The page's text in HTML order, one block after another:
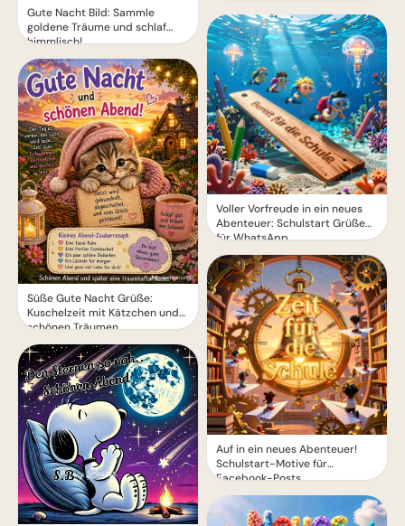
Gute Nacht Bild: Sammle
goldene Träume und schlaf
himmlisch!
Süße Gute Nacht Grüße:
Kuschelzeit mit Kätzchen und
schönen Träumen
Voller Vorfreude in ein neues
Abenteuer: Schulstart Grüße
für WhatsApp
Auf in ein neues Abenteuer!
Schulstart-Motive für
Facebook-Posts